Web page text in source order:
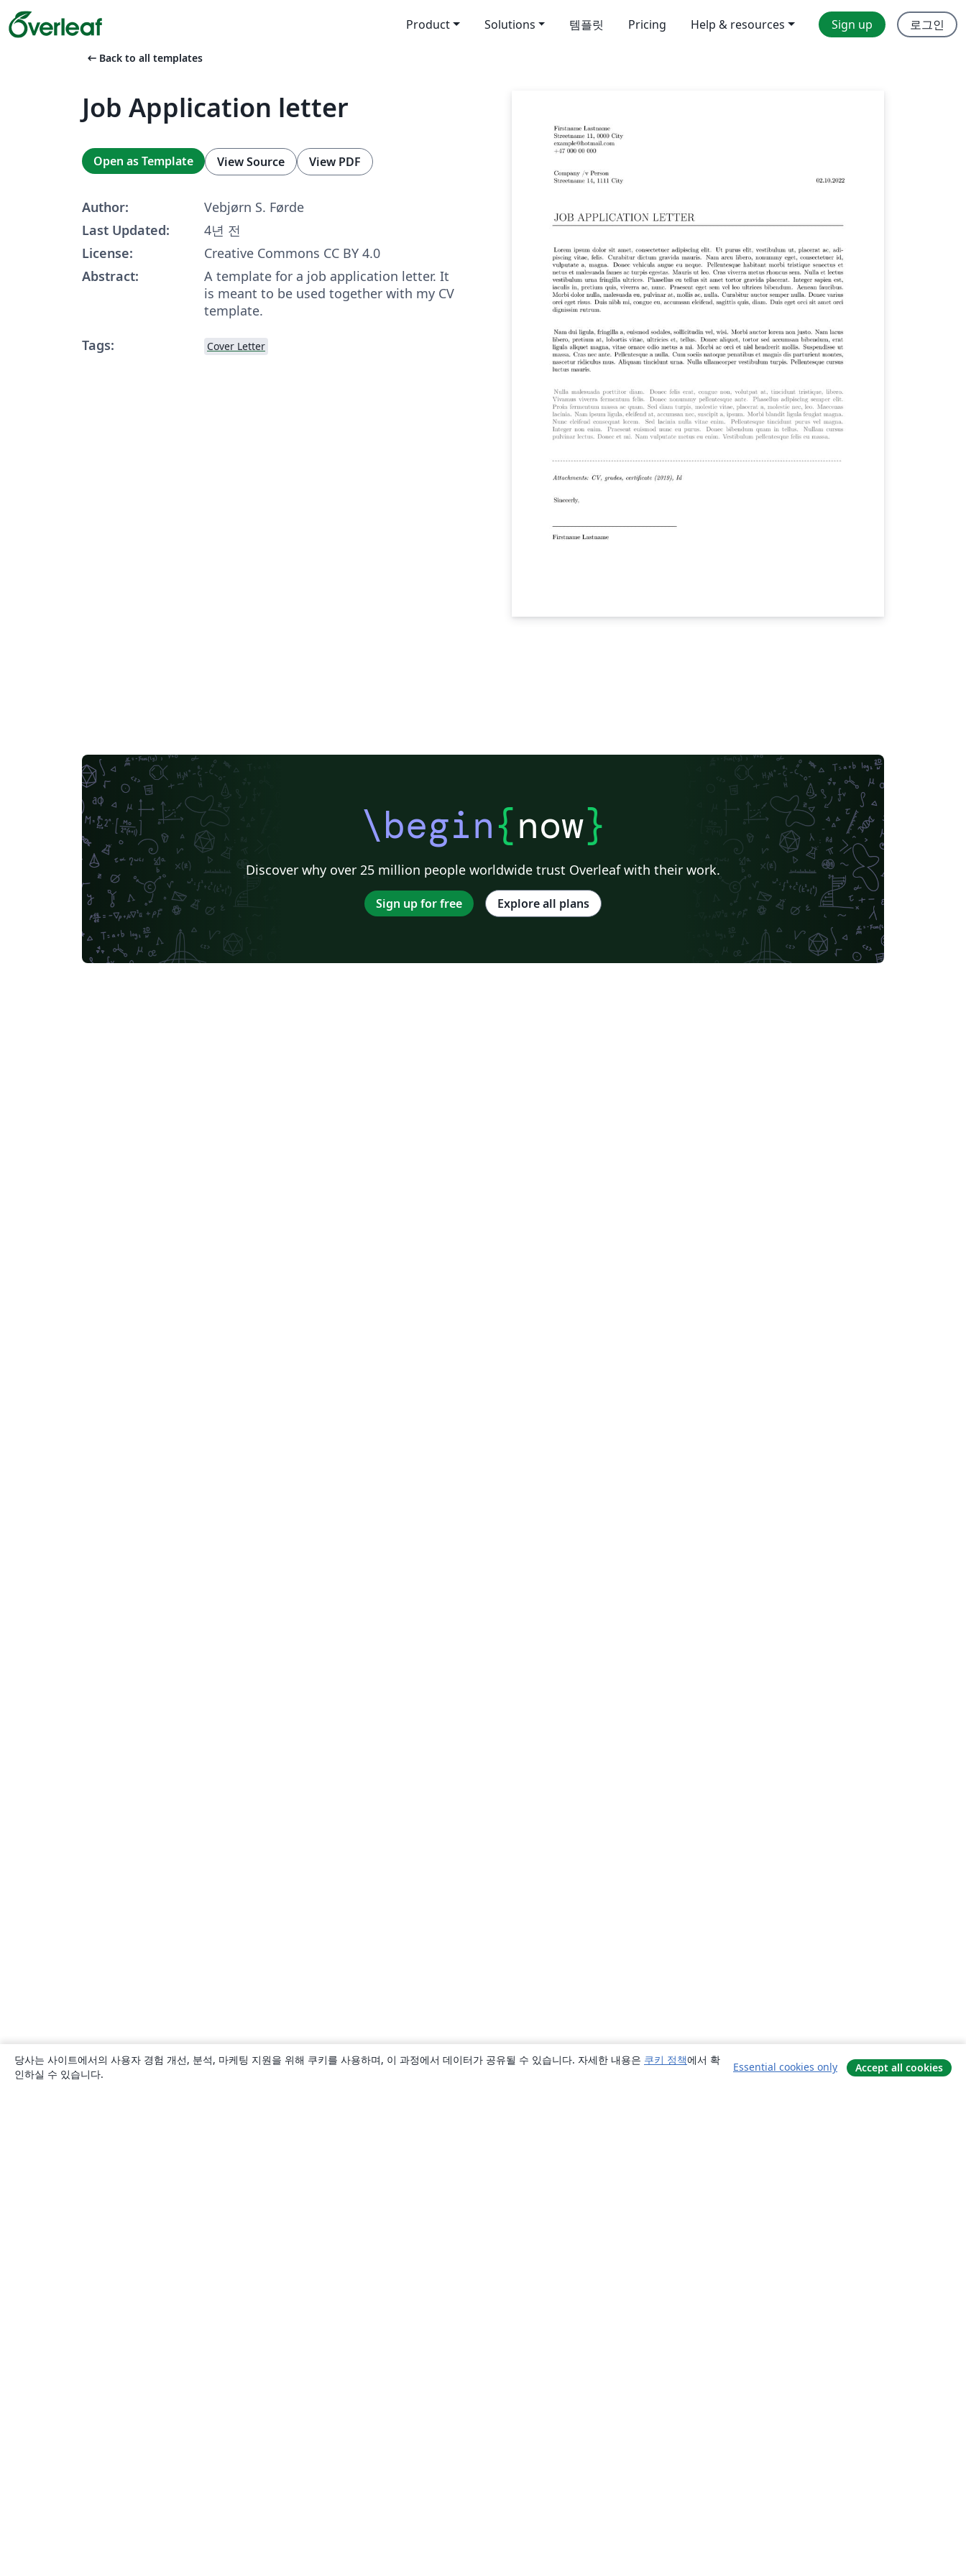
Product Solutions 템플릿 Pricing Help & resources Sign up 로그인
arrow_left_alt Back to all templates
Job Application letter
Open as Template View Source View PDF
Author:
Vebjørn S. Førde
Last Updated:
4년 전
License:
Creative Commons CC BY 4.0
Abstract:
A template for a job application letter. It
is meant to be used together with my CV
template.
Tags:
Cover Letter
\begin{now}
Discover why over 25 million people worldwide trust Overleaf with their work.
Sign up for free Explore all plans
당사는 사이트에서의 사용자 경험 개선, 분석, 마케팅 지원을 위해 쿠키를 사용하며, 이 과정에서 데이터가 공유될 수 있습니다. 자세한 내용은 쿠키 정책에서 확
인하실 수 있습니다.
Essential cookies only Accept all cookies